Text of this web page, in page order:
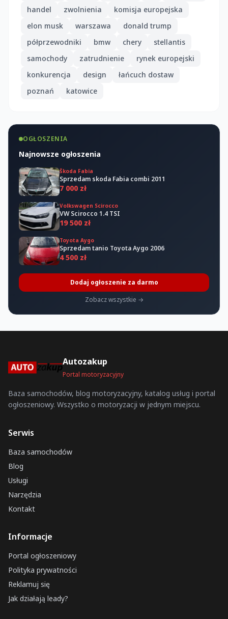
handel
zwolnienia
komisja europejska
elon musk
warszawa
donald trump
półprzewodniki
bmw chery
stellantis
samochody
zatrudnienie
rynek europejski
konkurencja
design
łańcuch dostaw
poznań
katowice
OGŁOSZENIA
Najnowsze ogłoszenia
Škoda Fabia
Sprzedam skoda Fabia combi 2011
7 000 zł
Volkswagen Scirocco
VW Scirocco 1.4 TSI
19 500 zł
Toyota Aygo
Sprzedam tanio Toyota Aygo 2006
4 500 zł
Dodaj ogłoszenie za darmo
Zobacz wszystkie →
Autozakup
Portal motoryzacyjny
Baza samochodów, blog motoryzacyjny, katalog usług i portal
ogłoszeniowy. Wszystko o motoryzacji w jednym miejscu.
Serwis
Baza samochodów
Blog
Usługi
Narzędzia
Kontakt
Informacje
Portal ogłoszeniowy
Polityka prywatności
Reklamuj się
Jak działają leady?